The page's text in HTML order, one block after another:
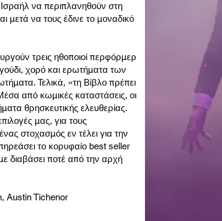
να περιπλανηθούν στη
μετά να τους έδινε το μοναδικό
τρεις ηθοποιοί περφόρμερ
χορό και ερωτήματα των
Τελικά, «τη Βίβλο πρέπει
από κωμικές καταστάσεις, οι
θρησκευτικής ελευθερίας.
μας, για τους
στοχασμός εν τέλει για την
το κορυφαίο best seller
διαβάσει ποτέ από την αρχή
Austin Tichenor